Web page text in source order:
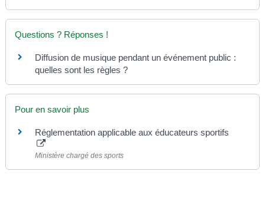
Questions ? Réponses !
Diffusion de musique pendant un événement public :
quelles sont les règles ?
Pour en savoir plus
Réglementation applicable aux éducateurs sportifs
Ministère chargé des sports